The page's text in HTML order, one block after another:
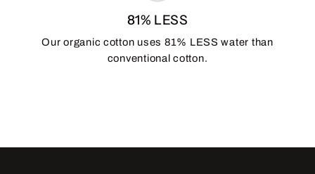
81% LESS
Our organic cotton uses 81% LESS water than
conventional cotton.